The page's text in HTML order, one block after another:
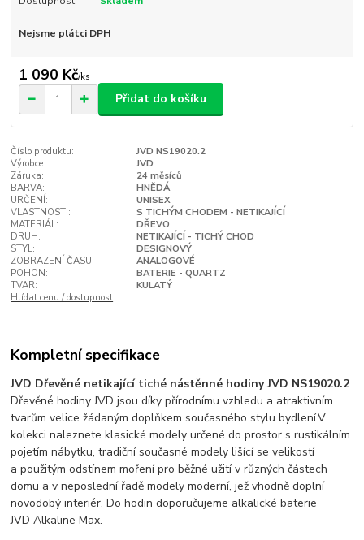
Nejsme plátci DPH
1 090 Kč/ks
Přidat do košíku
Číslo produktu:
JVD NS19020.2
Výrobce:
JVD
Záruka:
24 měsíců
BARVA:
HNĚDÁ
URČENÍ:
UNISEX
VLASTNOSTI:
S TICHÝM CHODEM - NETIKAJÍCÍ
MATERIÁL:
DŘEVO
DRUH:
NETIKAJÍCÍ - TICHÝ CHOD
STYL:
DESIGNOVÝ
ZOBRAZENÍ ČASU:
ANALOGOVÉ
POHON:
BATERIE - QUARTZ
TVAR:
KULATÝ
Hlídat cenu / dostupnost
Kompletní specifikace
JVD Dřevěné netikající tiché nástěnné hodiny JVD NS19020.2
Dřevěné hodiny JVD jsou díky přírodnímu vzhledu a atraktivním
tvarům velice žádaným doplňkem současného stylu bydlení.V
kolekci naleznete klasické modely určené do prostor s rustikálním
pojetím nábytku, tradiční současné modely lišící se velikostí
a použitým odstínem moření pro běžné užití v různých částech
domu a v neposlední řadě modely moderní, jež vhodně doplní
novodobý interiér. Do hodin doporučujeme alkalické baterie
JVD Alkaline Max.